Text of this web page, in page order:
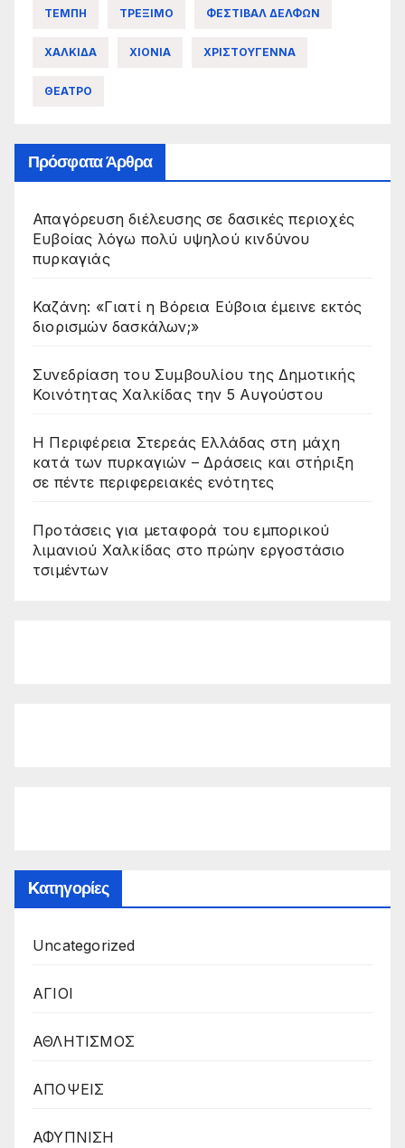
ΤΕΜΠΗ ΤΡΕΞΙΜΟ ΦΕΣΤΙΒΑΛ ΔΕΛΦΩΝ
ΧΑΛΚΙΔΑ ΧΙΟΝΙΑ ΧΡΙΣΤΟΥΓΕΝΝΑ
ΘΕΑΤΡΟ
Πρόσφατα Άρθρα
Απαγόρευση διέλευσης σε δασικές περιοχές
Ευβοίας λόγω πολύ υψηλού κινδύνου
πυρκαγιάς
Καζάνη: «Γιατί η Βόρεια Εύβοια έμεινε εκτός
διορισμών δασκάλων;»
Συνεδρίαση του Συμβουλίου της Δημοτικής
Κοινότητας Χαλκίδας την 5 Αυγούστου
Η Περιφέρεια Στερεάς Ελλάδας στη μάχη
κατά των πυρκαγιών – Δράσεις και στήριξη
σε πέντε περιφερειακές ενότητες
Προτάσεις για μεταφορά του εμπορικού
λιμανιού Χαλκίδας στο πρώην εργοστάσιο
τσιμέντων
Kατηγορίες
Uncategorized
ΑΓΙΟΙ
ΑΘΛΗΤΙΣΜΟΣ
ΑΠΟΨΕΙΣ
ΑΦΥΠΝΙΣΗ